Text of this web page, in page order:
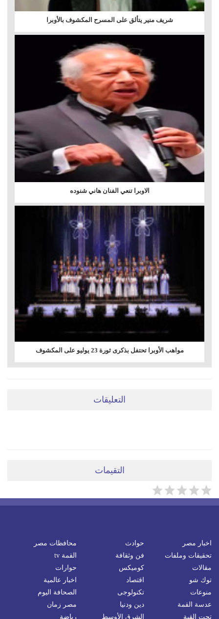
شريف منير يتألق على المسرح المكشوف بالأوبرا
الاوبرا تنعي الفنان هاني شنوده
مواهب الأوبرا تحتفل بذكرى ثورة 23 يوليو على المكشوف
التعليقات
التقيمات
اخبار مصر حوادث
محافظات مصر
تحقيقات وملفات
فن وثقافة
القمة tv
مقالات
كوميكس
حوارات
توك شو
اقتصاد
اخبار عالمية
منوعات
تكنولوجى
الصحافة اليوم
عدسة القمة
دين ودنيا
مصر زمان
تحت القبة
الشرق الأوسط رياضة